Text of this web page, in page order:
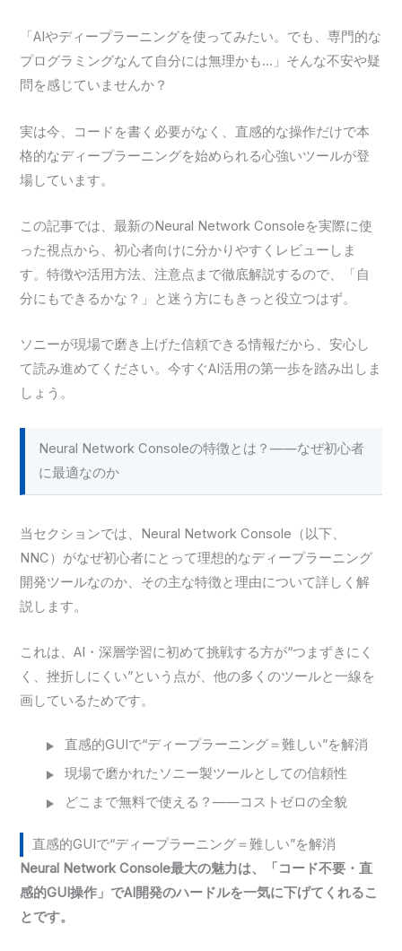
「AIやディープラーニングを使ってみたい。でも、専門的な
プログラミングなんて自分には無理かも…」そんな不安や疑
問を感じていませんか？
実は今、コードを書く必要がなく、直感的な操作だけで本
格的なディープラーニングを始められる心強いツールが登
場しています。
この記事では、最新のNeural Network Consoleを実際に使
った視点から、初心者向けに分かりやすくレビューしま
す。特徴や活用方法、注意点まで徹底解説するので、「自
分にもできるかな？」と迷う方にもきっと役立つはず。
ソニーが現場で磨き上げた信頼できる情報だから、安心し
て読み進めてください。今すぐAI活用の第一歩を踏み出しま
しょう。
Neural Network Consoleの特徴とは？——なぜ初心者
に最適なのか
当セクションでは、Neural Network Console（以下、
NNC）がなぜ初心者にとって理想的なディープラーニング
開発ツールなのか、その主な特徴と理由について詳しく解
説します。
これは、AI・深層学習に初めて挑戦する方が“つまずきにく
く、挫折しにくい”という点が、他の多くのツールと一線を
画しているためです。
直感的GUIで“ディープラーニング＝難しい”を解消
現場で磨かれたソニー製ツールとしての信頼性
どこまで無料で使える？——コストゼロの全貌
直感的GUIで“ディープラーニング＝難しい”を解消
Neural Network Console最大の魅力は、「コード不要・直
感的GUI操作」でAI開発のハードルを一気に下げてくれるこ
とです。